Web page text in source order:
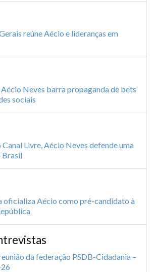
reúne Aécio e lideranças em
Neves barra propaganda de bets
sociais
Livre, Aécio Neves defende uma
Brasil
oficializa Aécio como pré-candidato à
da federação PSDB-Cidadania –